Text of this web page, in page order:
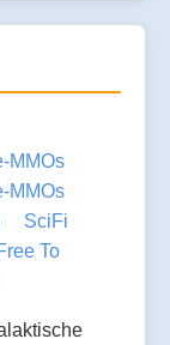
MMOs
MMOs
SciFi
To